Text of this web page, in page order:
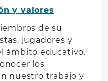
y valores
de su
jugadores y
ámbito educativo.
los
nuestro trabajo y